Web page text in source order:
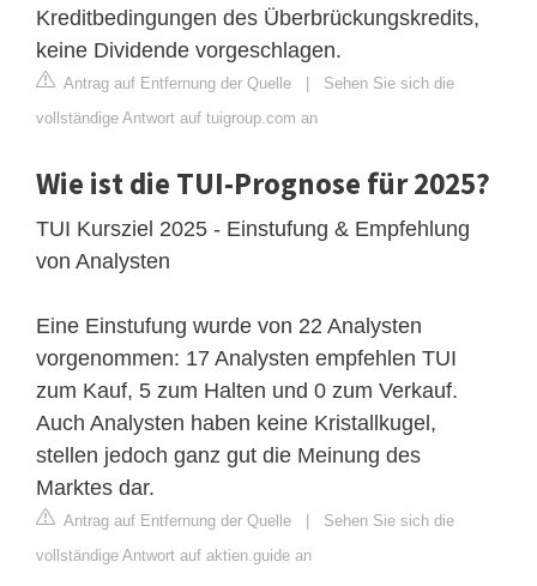
Kreditbedingungen des Überbrückungskredits,
keine Dividende vorgeschlagen.
Antrag auf Entfernung der Quelle
Sehen Sie sich die
vollständige Antwort auf tuigroup.com an
Wie ist die TUI-Prognose für 2025?
TUI Kursziel 2025 - Einstufung & Empfehlung
von Analysten
Eine Einstufung wurde von 22 Analysten
vorgenommen: 17 Analysten empfehlen TUI
zum Kauf, 5 zum Halten und 0 zum Verkauf.
Auch Analysten haben keine Kristallkugel,
stellen jedoch ganz gut die Meinung des
Marktes dar.
Antrag auf Entfernung der Quelle
Sehen Sie sich die
vollständige Antwort auf aktien.guide an